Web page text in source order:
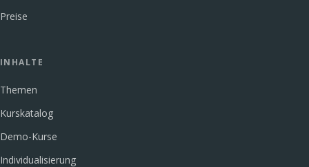
Preise
INHALTE
Themen
Kurskatalog
Demo-Kurse
Individualisierung